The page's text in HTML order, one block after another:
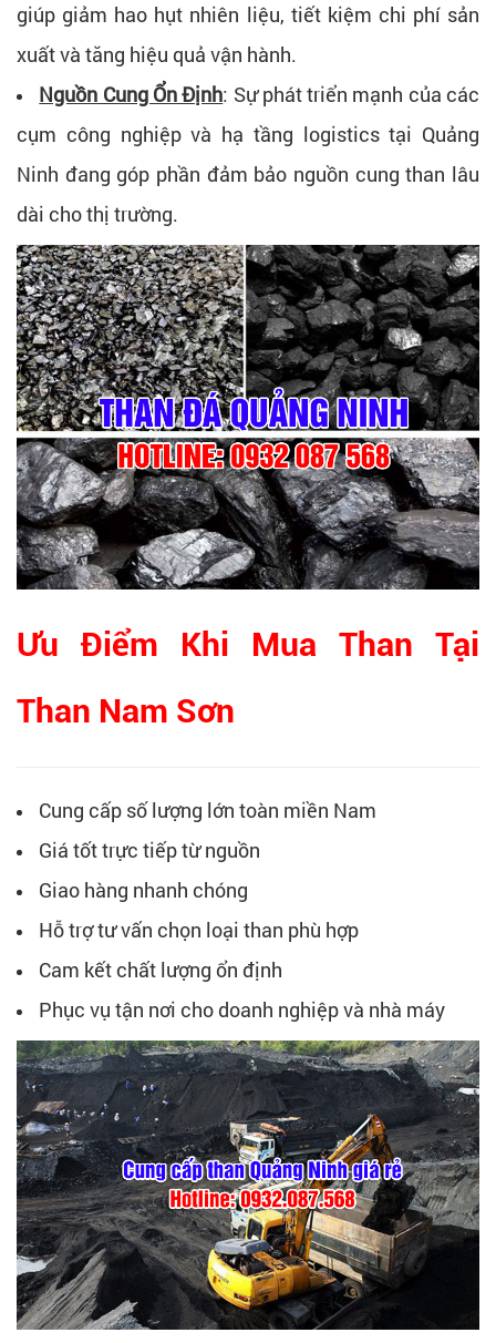
giúp giảm hao hụt nhiên liệu, tiết kiệm chi phí sản
xuất và tăng hiệu quả vận hành.
Nguồn Cung Ổn Định: Sự phát triển mạnh của các
cụm công nghiệp và hạ tầng logistics tại Quảng
Ninh đang góp phần đảm bảo nguồn cung than lâu
dài cho thị trường.
Ưu Điểm Khi Mua Than Tại
Than Nam Sơn
Cung cấp số lượng lớn toàn miền Nam
Giá tốt trực tiếp từ nguồn
Giao hàng nhanh chóng
Hỗ trợ tư vấn chọn loại than phù hợp
Cam kết chất lượng ổn định
Phục vụ tận nơi cho doanh nghiệp và nhà máy